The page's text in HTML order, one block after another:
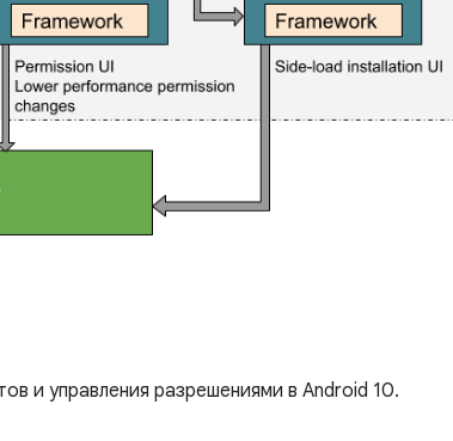
и управления разрешениями в Android 10.